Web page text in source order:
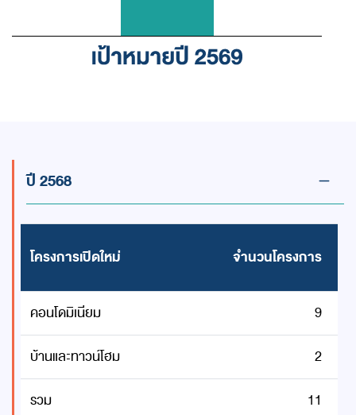
ปี 2568
โครงการเปิดใหม่ จำนวนโครงการ
คอนโดมิเนียม 9
บ้านและทาวน์โฮม 2
รวม 11